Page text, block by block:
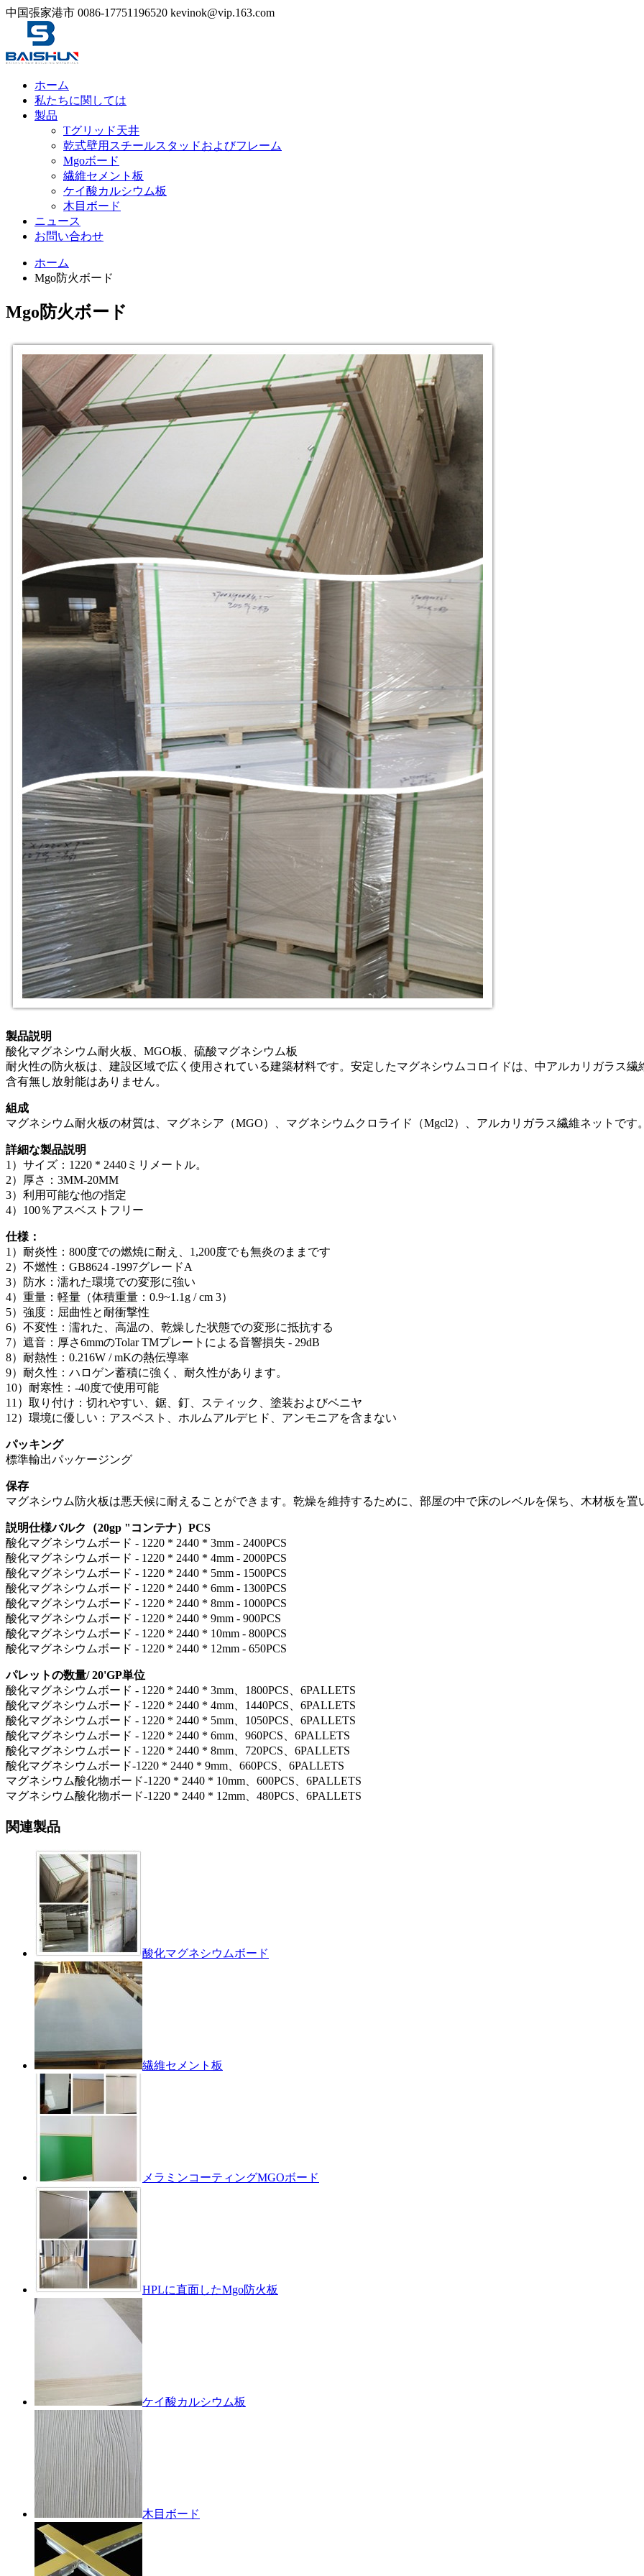
中国張家港市 0086-17751196520 kevinok@vip.163.com
ホーム
私たちに関しては
製品
Tグリッド天井
乾式壁用スチールスタッドおよびフレーム
Mgoボード
繊維セメント板
ケイ酸カルシウム板
木目ボード
ニュース
お問い合わせ
ホーム
Mgo防火ボード
Mgo防火ボード
製品説明
酸化マグネシウム耐火板、MGO板、硫酸マグネシウム板
耐火性の防火板は、建設区域で広く使用されている建築材料です。安定したマグネシウムコロイドは、中アルカリガラス
含有無し放射能はありません。
組成
マグネシウム耐火板の材質は、マグネシア（MGO）、マグネシウムクロライド（Mgcl2）、アルカリガラス繊維ネットです。
詳細な製品説明
1）サイズ：1220 * 2440ミリメートル。
2）厚さ：3MM-20MM
3）利用可能な他の指定
4）100％アスベストフリー
仕様：
1）耐炎性：800度での燃焼に耐え、1,200度でも無炎のままです
2）不燃性：GB8624 -1997グレードA
3）防水：濡れた環境での変形に強い
4）重量：軽量（体積重量：0.9~1.1g / cm 3）
5）強度：屈曲性と耐衝撃性
6）不変性：濡れた、高温の、乾燥した状態での変形に抵抗する
7）遮音：厚さ6mmのTolar TMプレートによる音響損失 - 29dB
8）耐熱性：0.216W / mKの熱伝導率
9）耐久性：ハロゲン蓄積に強く、耐久性があります。
10）耐寒性：-40度で使用可能
11）取り付け：切れやすい、鋸、釘、スティック、塗装およびベニヤ
12）環境に優しい：アスベスト、ホルムアルデヒド、アンモニアを含まない
パッキング
標準輸出パッケージング
保存
マグネシウム防火板は悪天候に耐えることができます。乾燥を維持するために、部屋の中で床のレベルを保ち、木材板を置
説明仕様バルク（20gp "コンテナ）PCS
酸化マグネシウムボード - 1220 * 2440 * 3mm - 2400PCS
酸化マグネシウムボード - 1220 * 2440 * 4mm - 2000PCS
酸化マグネシウムボード - 1220 * 2440 * 5mm - 1500PCS
酸化マグネシウムボード - 1220 * 2440 * 6mm - 1300PCS
酸化マグネシウムボード - 1220 * 2440 * 8mm - 1000PCS
酸化マグネシウムボード - 1220 * 2440 * 9mm - 900PCS
酸化マグネシウムボード - 1220 * 2440 * 10mm - 800PCS
酸化マグネシウムボード - 1220 * 2440 * 12mm - 650PCS
パレットの数量/ 20'GP単位
酸化マグネシウムボード - 1220 * 2440 * 3mm、1800PCS、6PALLETS
酸化マグネシウムボード - 1220 * 2440 * 4mm、1440PCS、6PALLETS
酸化マグネシウムボード - 1220 * 2440 * 5mm、1050PCS、6PALLETS
酸化マグネシウムボード - 1220 * 2440 * 6mm、960PCS、6PALLETS
酸化マグネシウムボード - 1220 * 2440 * 8mm、720PCS、6PALLETS
酸化マグネシウムボード-1220 * 2440 * 9mm、660PCS、6PALLETS
マグネシウム酸化物ボード-1220 * 2440 * 10mm、600PCS、6PALLETS
マグネシウム酸化物ボード-1220 * 2440 * 12mm、480PCS、6PALLETS
関連製品
酸化マグネシウムボード
繊維セメント板
メラミンコーティングMGOボード
HPLに直面したMgo防火板
ケイ酸カルシウム板
木目ボード